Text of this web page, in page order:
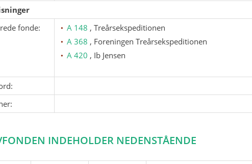
fonde:
A 148 , Treårsekspeditionen
A 368 , Foreningen Treårsekspeditionen
A 420 , Ib Jensen
INDEHOLDER NEDENSTÅENDE